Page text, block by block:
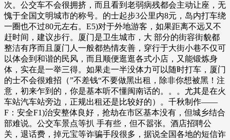
次。公交车不会很拥挤，而且看到老弱病残都会主动让座，无
愧于全国文明城市的称号。的士起步3公里内8元，岛内打车绕
一圈也不过80元左右。E5)对于外地游客，如果距离不远又不
赶时间，建议步行。厦门是卫生城市，大 部分的街容街貌都
整洁有序而且厦门人一般都热情友善，穿行于大街小巷不仅可
以体会到和谐的民风，而且顺便逛逛各式小店，又能锻炼身
体，实在是一举三得。如果走一半没体力可以随时打车，厦门
的士不会很难招（”不差钱“不要做黑出租，除非你想被黑！注
意，初来乍到的，你是基本听不懂闽南话的。。。尤其是在火
车站汽车站旁边，正规出租还是比较好的）。千秋制作——
F：安全F1)治安整体良好，抢劫在市区基本没有，但城乡结合
部难说。公交车景点等扒 手有些，但不嚣张。酒店招聘公
关，退话费，掉元宝等诈骗手段很多，据说全国各地的短信诈